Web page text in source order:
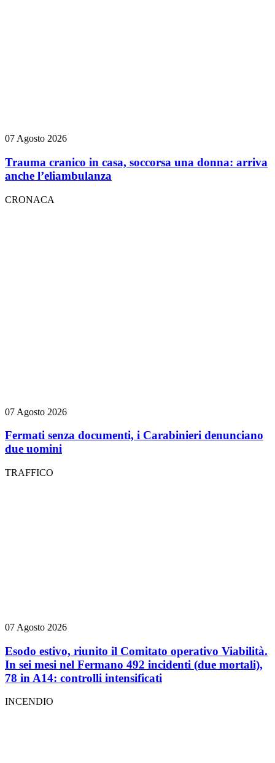
07 Agosto 2026
Trauma cranico in casa, soccorsa una donna: arriva
anche l’eliambulanza
CRONACA
07 Agosto 2026
Fermati senza documenti, i Carabinieri denunciano
due uomini
TRAFFICO
07 Agosto 2026
Esodo estivo, riunito il Comitato operativo Viabilità.
In sei mesi nel Fermano 492 incidenti (due mortali),
78 in A14: controlli intensificati
INCENDIO